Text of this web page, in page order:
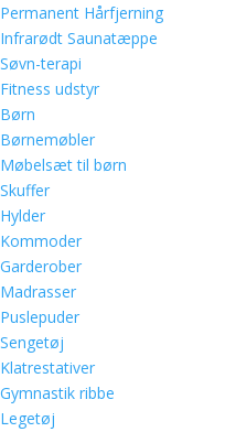
Permanent Hårfjerning
Infrarødt Saunatæppe
Søvn-terapi
Fitness udstyr
Børn
Børnemøbler
Møbelsæt til børn
Skuffer
Hylder
Kommoder
Garderober
Madrasser
Puslepuder
Sengetøj
Klatrestativer
Gymnastik ribbe
Legetøj